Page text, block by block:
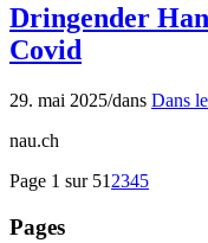
Dringender
Covid
29. mai 2025/dans Dans
nau.ch
Page 1 sur 51 2345
Pages